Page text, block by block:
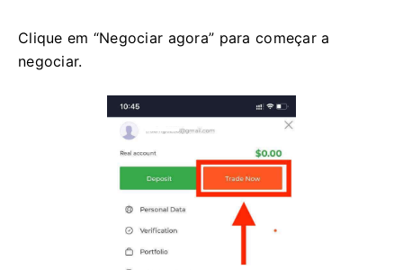
Clique em “Negociar agora” para começar a
negociar.